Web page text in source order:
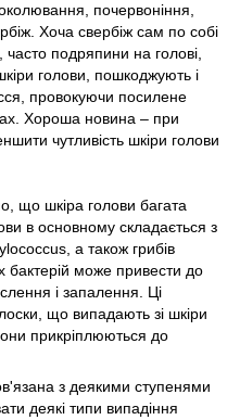
почервоніння,
Хоча свербіж сам по собі
подряпини на голові,
голови, пошкоджують і
провокуючи посилене
Хороша новина – при
чутливість шкіри голови
що шкіра голови багата
в основному складається з
а також грибів
може привести до
і запалення. Ці
що випадають зі шкіри
прикріплюються до
з деякими ступенями
деякі типи випадіння